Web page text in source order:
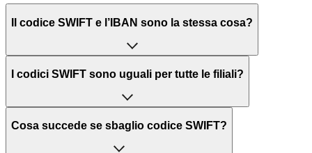
Il codice SWIFT e l’IBAN sono la stessa cosa?
L'acronimo SWIFT sta per “Society for Worldwide
per l’elaborazione dei pagamenti tra diversi Paesi.
Il BIC, invece, sta per “Bank Identifier Code” ed è una
I codici SWIFT sono uguali per tutte le filiali?
Dipende dalle banche. In alcuni casi le banche utilizzano
Cosa succede se sbaglio codice SWIFT?